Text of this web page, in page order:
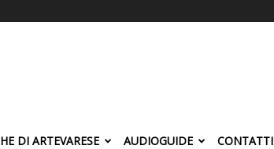
DI ARTEVARESE AUDIOGUIDE CONTATTI